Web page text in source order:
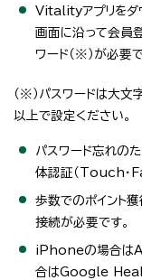
Vitalityアプリをダ
画面に沿って会員
ワード（※）が必要で
（※）パスワードは大
以上で設定ください。
パスワード忘れの
体認証（Touch・
歩数でのポイント
接続が必要です。
iPhoneの場合は
合はGoogle Health